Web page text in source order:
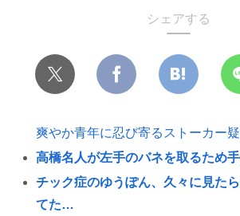
シェアする
爽やか青年に忍び寄るストーカー
高橋名人が左手のバネを取るため
チック症のゆうぽん、久々に見た
てた…